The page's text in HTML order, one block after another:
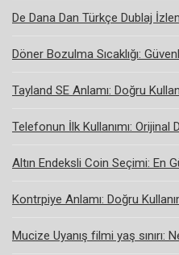
De Dana Dan Türkçe Dublaj
Döner Bozulma Sıcaklığı:
Tayland SE Anlamı: Doğru
Telefonun İlk Kullanımı: Orijinal
Altın Endeksli Coin Seçimi: En
Kontrpiye Anlamı: Doğru
Mucize Uyanış filmi yaş sınırı: